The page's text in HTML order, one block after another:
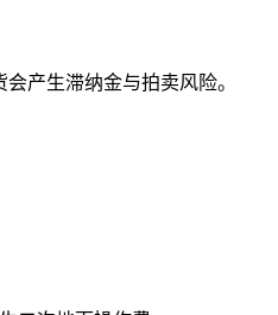
产生滞纳金与拍卖风险。